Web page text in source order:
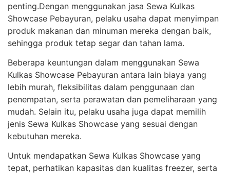
penting.Dengan menggunakan jasa Sewa Kulkas
Showcase Pebayuran, pelaku usaha dapat menyimpan
produk makanan dan minuman mereka dengan baik,
sehingga produk tetap segar dan tahan lama.
Beberapa keuntungan dalam menggunakan Sewa
Kulkas Showcase Pebayuran antara lain biaya yang
lebih murah, fleksibilitas dalam penggunaan dan
penempatan, serta perawatan dan pemeliharaan yang
mudah. Selain itu, pelaku usaha juga dapat memilih
jenis Sewa Kulkas Showcase yang sesuai dengan
kebutuhan mereka.
Untuk mendapatkan Sewa Kulkas Showcase yang
tepat, perhatikan kapasitas dan kualitas freezer, serta